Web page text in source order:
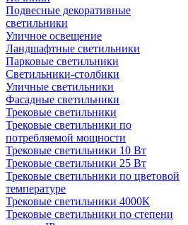
Подвесные декоративные
светильники
Уличное освещение
Ландшафтные светильники
Парковые светильники
Светильники-столбики
Уличные светильники
Фасадные светильники
Трековые светильники
Трековые светильники по
потребляемой мощности
Трековые светильники 10 Вт
Трековые светильники 25 Вт
Трековые светильники по цветовой
температуре
Трековые светильники 4000К
Трековые светильники по степени